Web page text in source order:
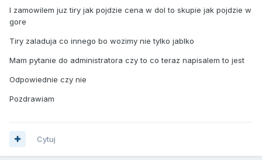
I zamowilem juz tiry jak pojdzie cena w dol to skupie jak pojdzie w
gore
Tiry zaladuja co innego bo wozimy nie tylko jablko
Mam pytanie do administratora czy to co teraz napisalem to jest
Odpowiednie czy nie
Pozdrawiam
Cytuj